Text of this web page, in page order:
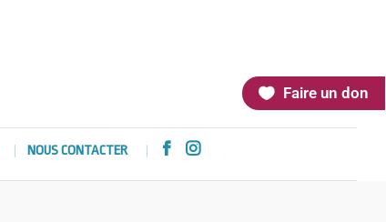
Faire un don
NOUS CONTACTER  